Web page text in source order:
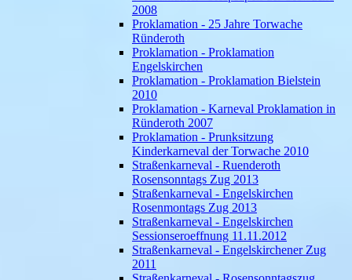
2008
Proklamation - 25 Jahre Torwache
Ründeroth
Proklamation - Proklamation
Engelskirchen
Proklamation - Proklamation Bielstein
2010
Proklamation - Karneval Proklamation in
Ründeroth 2007
Proklamation - Prunksitzung
Kinderkarneval der Torwache 2010
Straßenkarneval - Ruenderoth
Rosensonntags Zug 2013
Straßenkarneval - Engelskirchen
Rosenmontags Zug 2013
Straßenkarneval - Engelskirchen
Sessionseroeffnung 11.11.2012
Straßenkarneval - Engelskirchener Zug
2011